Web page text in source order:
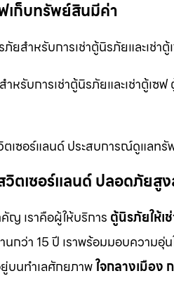
เก็บทรัพย์สินมีค่า
ยสำหรับการเช่าตู้นิรภัยและเช่า
รับการเช่าตู้นิรภัยและเช่าตู้เซ
ตเซอร์แลนด์ ประสบการณ์ดูแลท
วิตเซอร์แลนด์ ปลอดภัยสู
เราคือผู้ให้บริการ ตู้นิรภัยให้เ
กว่า 15 ปี เราพร้อมมอบความ
บนทำเลศักยภาพใจกลางเมือง